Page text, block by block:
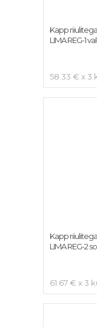
58.33 € x 3
Kapp riiulitega
LIMA REG-1
61.67 € x 3
Kapp riiulitega
LIMA REG-2